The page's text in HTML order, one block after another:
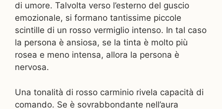
di umore. Talvolta verso l’esterno del guscio
emozionale, si formano tantissime piccole
scintille di un rosso vermiglio intenso. In tal caso
la persona è ansiosa, se la tinta è molto più
rosea e meno intensa, allora la persona è
nervosa.
Una tonalità di rosso carminio rivela capacità di
comando. Se è sovrabbondante nell’aura